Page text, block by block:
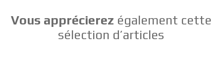
Vous apprécierez également cette
sélection d’articles